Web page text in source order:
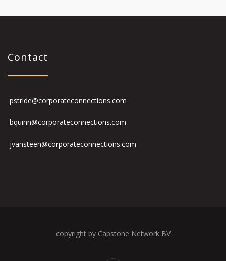
Contact
pstride@corporateconnections.com
bquinn@corporateconnections.com
jvansteen@corporateconnections.com
copyright by Capstone Network BV